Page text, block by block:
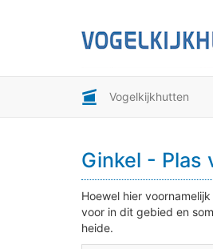
Vogelkijkhutten
Ginkel - Plas
Hoewel hier
voor in dit gebied en
heide.